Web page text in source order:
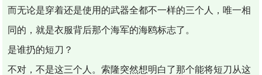
而无论是穿着还是使用的武器全都不一样的三个人，唯一相
同的，就是衣服背后那个海军的海鸥标志了。
是谁扔的短刀？
不对，不是这三个人。索隆突然想明白了那个能将短刀从这